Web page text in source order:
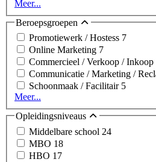
Meer...
Beroepsgroepen
Promotiewerk / Hostess 7
Online Marketing 7
Commercieel / Verkoop / Inkoop
Communicatie / Marketing /
Schoonmaak / Facilitair 5
Meer...
Opleidingsniveaus
Middelbare school 24
MBO 18
HBO 17